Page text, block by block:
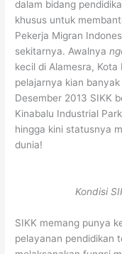
dalam bidang
khusus untuk
Pekerja Migran
sekitarnya. Awalnya
kecil di Alamesra,
pelajarnya kian
Desember 2013 SIKK
Kinabalu Industrial
hingga kini statusnya
dunia!
Kondisi
SIKK memang punya
pelayanan pendidikan